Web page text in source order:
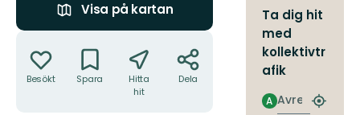
Visa på kartan
Besökt Spara
Hitta
hit
Dela
Ta dig hit
med
kollektivtr
afik
Avresa
A
Hitta